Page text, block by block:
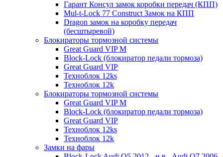
Гарант Консул замок коробки передач (КПП)
Mul-t-Lock 77 Construct Замок на КПП
Dragon замок на коробку передач
(бесштыревой)
Блокираторы тормозной системы
Great Guard VIP M
Block-Lock (блокиратор педали тормоза)
Great Guard VIP
Техноблок 12ks
Техноблок 12k
Блокираторы тормозной системы
Great Guard VIP M
Block-Lock (блокиратор педали тормоза)
Great Guard VIP
Техноблок 12ks
Техноблок 12k
Замки на фары